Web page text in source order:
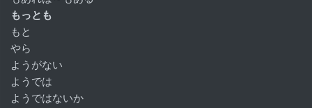
もっとも
もと
やら
ようがない
ようでは
ようではないか